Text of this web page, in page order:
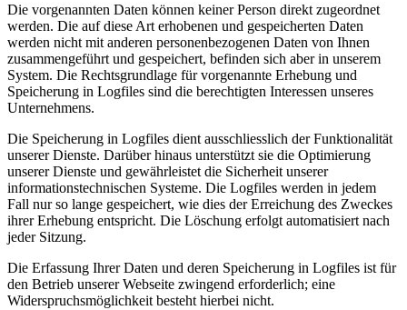
Die vorgenannten Daten können keiner Person direkt zugeordnet
werden. Die auf diese Art erhobenen und gespeicherten Daten
werden nicht mit anderen personenbezogenen Daten von Ihnen
zusammengeführt und gespeichert, befinden sich aber in unserem
System. Die Rechtsgrundlage für vorgenannte Erhebung und
Speicherung in Logfiles sind die berechtigten Interessen unseres
Unternehmens.
Die Speicherung in Logfiles dient ausschliesslich der Funktionalität
unserer Dienste. Darüber hinaus unterstützt sie die Optimierung
unserer Dienste und gewährleistet die Sicherheit unserer
informationstechnischen Systeme. Die Logfiles werden in jedem
Fall nur so lange gespeichert, wie dies der Erreichung des Zweckes
ihrer Erhebung entspricht. Die Löschung erfolgt automatisiert nach
jeder Sitzung.
Die Erfassung Ihrer Daten und deren Speicherung in Logfiles ist für
den Betrieb unserer Webseite zwingend erforderlich; eine
Widerspruchsmöglichkeit besteht hierbei nicht.